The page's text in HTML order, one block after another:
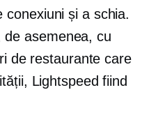
și a schia.
de asemenea, cu
de restaurante care
Lightspeed fiind